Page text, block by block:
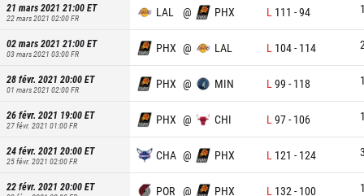
21 mars 2021 21:00ET
22 mars 2021 02:00FR LAL @ PHX L 111 -94
02 mars 2021 21:00ET
03 mars 2021 03:00FR PHX @ LAL L 104- 114
28 févr. 2021 20:00ET
01 mars 2021 02:00FR PHX @ MIN L 99 - 118
26 févr. 2021 19:00ET
27 févr. 2021 01:00FR PHX @ CHI L 97- 106
24 févr. 2021 20:00ET
25 févr. 2021 02:00FR CHA @ PHX L 121 - 124
22 févr. 2021 20:00ET POR @ PHX L 132 - 100